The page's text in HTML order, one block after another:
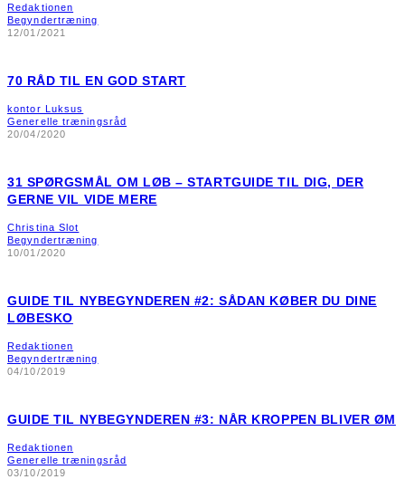
Redaktionen
Begyndertræning
12/01/2021
70 RÅD TIL EN GOD START
kontor Luksus
Generelle træningsråd
20/04/2020
31 SPØRGSMÅL OM LØB – STARTGUIDE TIL DIG, DER
GERNE VIL VIDE MERE
Christina Slot
Begyndertræning
10/01/2020
GUIDE TIL NYBEGYNDEREN #2: SÅDAN KØBER DU DINE
LØBESKO
Redaktionen
Begyndertræning
04/10/2019
GUIDE TIL NYBEGYNDEREN #3: NÅR KROPPEN BLIVER ØM
Redaktionen
Generelle træningsråd
03/10/2019